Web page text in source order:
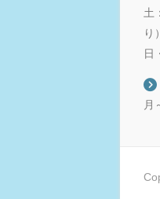
土
り）
日
月